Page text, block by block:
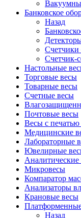
Банковское
Назад
Счетчик-
Настольные
Торговые весы
Товарные весы
Счетные весы
Почтовые весы
Весы с печатью
Медицинские
Лабораторные
Ювелирные
Аналитические
Микровесы
Компаратор
Анализаторы
Крановые весы
Назад